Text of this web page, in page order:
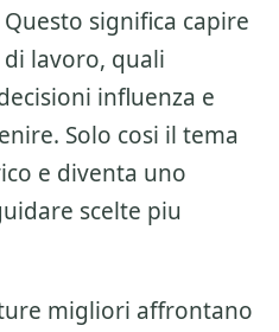
significa capire
lavoro, quali
influenza e
Solo cosi il tema
e diventa uno
scelte piu
migliori affrontano